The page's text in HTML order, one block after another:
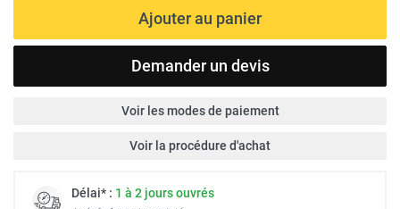
Ajouter au panier
Demander un devis
Voir les modes de paiement
Voir la procédure d'achat
Délai* : 1 à 2 jours ouvrés